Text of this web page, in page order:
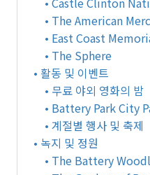
• The American
• East Coast
• The Sphere
• 활동 및 이벤트
• 무료 야외 영화의 밤
• Battery Park City
• 계절별 행사 및 축제
• 녹지 및 정원
• The Battery